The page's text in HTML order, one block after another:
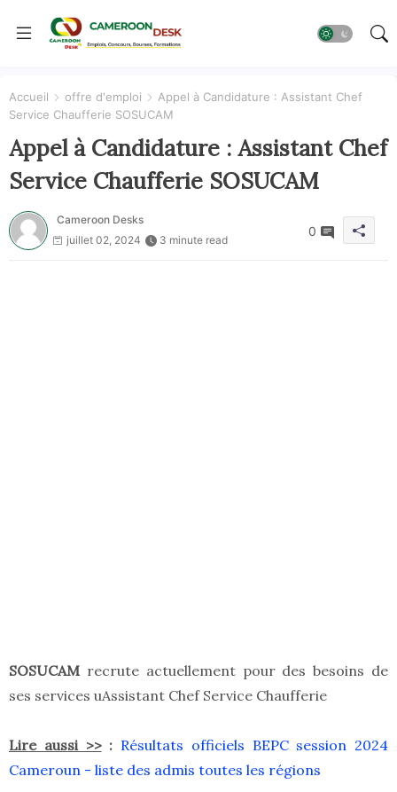
Accueil offre d'emploi
Appel à Candidature : Assistant Chef
Service Chaufferie SOSUCAM
Appel à Candidature : Assistant Chef
Service Chaufferie SOSUCAM
Cameroon Desks
juillet 02, 2024
3 minute read
0
SOSUCAM recrute actuellement pour des besoins de
ses services uAssistant Chef Service Chaufferie
Lire aussi >>: Résultats officiels BEPC session 2024
Cameroun - liste des admis toutes les régions